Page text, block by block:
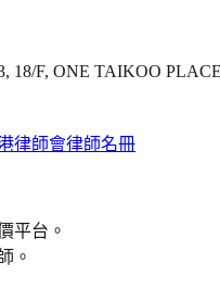
18/F, ONE TAIKOO
律師會律師名冊
平台。
。